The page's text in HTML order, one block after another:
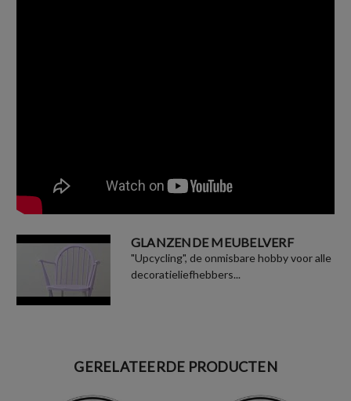
GLANZENDE MEUBELVERF
"Upcycling", de onmisbare hobby voor alle
decoratieliefhebbers...
GERELATEERDE PRODUCTEN